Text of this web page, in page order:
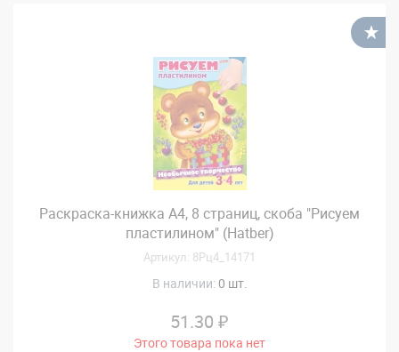
Раскраска-книжка А4, 8 страниц, скоба "Рисуем
пластилином" (Hatber)
Артикул: 8Рц4_14171
В наличии: 0 шт.
51.30 ₽
Этого товара пока нет